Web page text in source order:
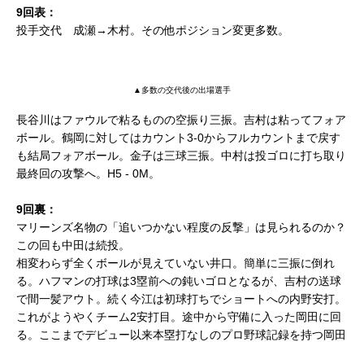
9回表：
投手交代 成瀬→木村。その他ポジション変更多数。
▲多数の交代後の出場選手
長谷川はファウルで粘るものの空振り三振。吉村は粘ってフォア
ボール。鶴岡に対してはカウント3-0からフルカウントまで戻す
も結局フォアボール。金子は三球三振。中村は投ゴロに打ち取り
最終回の攻撃へ。H5 - 0M。
9回裏：
マリーンズ名物の「追いつかない程度の反撃」は見られるのか？
この回も中田は続投。
相変わらず全くボールが見えていない井口。簡単に三振に倒れ
る。ハフマンの打球は3塁前への鈍いゴロとなるが、吉村の送球
で間一髪アウト。続く今江は初球打ちでショートへの内野安打。
これがようやくチーム2安打目。途中から守備に入った岡田に回
る。ここまでデビュー以来本塁打なしのプロ野球記録を持つ岡田